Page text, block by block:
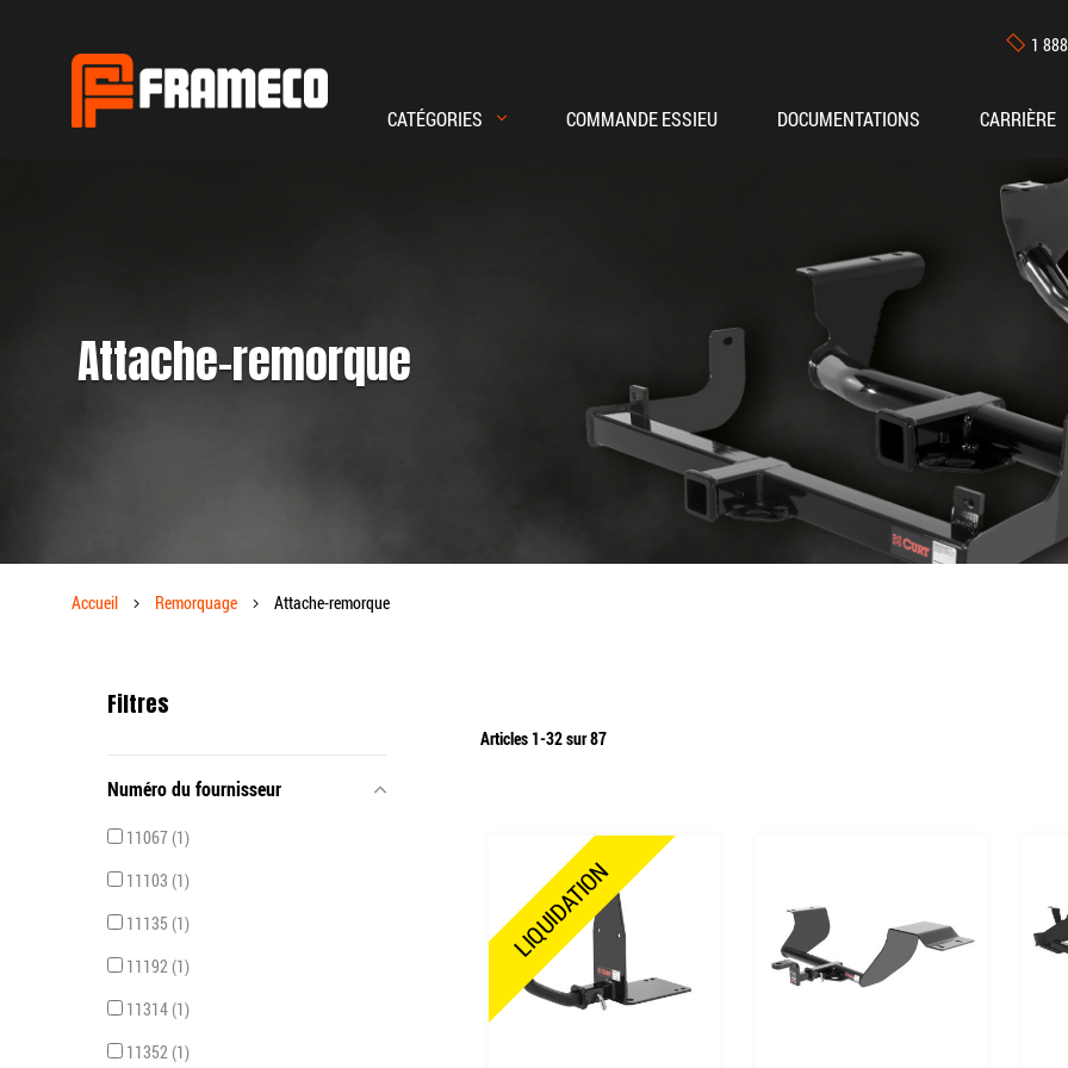
1
CATÉGORIES COMMANDE ESSIEU DOCUMENTATIONS CARRIÈRE
Attache-remorque
Accueil Remorquage Attache-remorque
Articles1-32sur87
LIQUIDATION
Filtres
Numéro du fournisseur
11067 1
11103 1
11135 1
11192 1
11314 1
11352 1